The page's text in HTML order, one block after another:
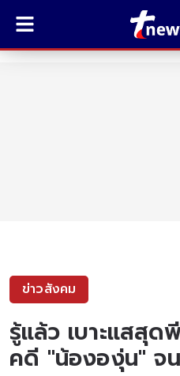
ข่าวสังคม
รู้แล้ว เบาะแสสุด
คดี "น้ององุ่น" จ